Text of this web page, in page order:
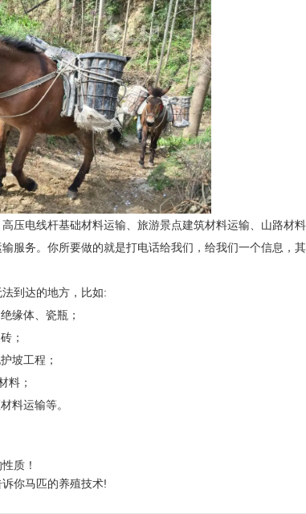
压电线杆基础材料运输、旅游景点建筑材料运输、山路材
服务。你所要做的就是打电话给我们，给我们一个信息，
到达的地方，比如:
缘体、瓷瓶；
；
坡工程；
料；
料运输等。
质！
你马匹的养殖技术!